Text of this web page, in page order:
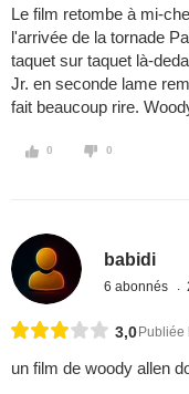
Le film retombe à mi-
l'arrivée de la tornade
taquet sur taquet là-
Jr. en seconde lame
fait beaucoup rire.
0 0
babidi
6 abonnés
3,0 Publiée
un film de woody allen